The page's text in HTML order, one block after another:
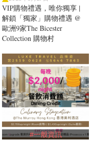
VIP購物禮遇，唯你獨享 |
解鎖「獨家」購物禮遇 @
歐洲9家The Bicester
Collection 購物村
#一般資訊